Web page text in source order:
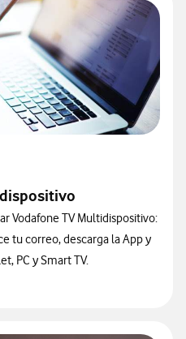
Vodafone TV Multidispositivo:
tu correo, descarga la App y
PC y Smart TV.